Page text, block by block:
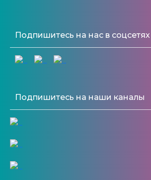
Подпишитесь на нас в соцсетях
Подпишитесь на наши каналы